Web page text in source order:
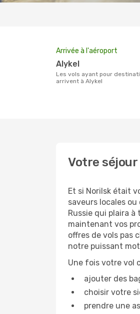
Arrivée à l'aéroport
Alykel
Les vols ayant pour destination Norilsk
arrivent à Alykel
Votre séjour
Et si Norilsk était
saveurs locales
Russie qui plaira
maintenant vos
offres de vols pas
notre puissant
Une fois votre vol
ajouter des
choisir votre
prendre une